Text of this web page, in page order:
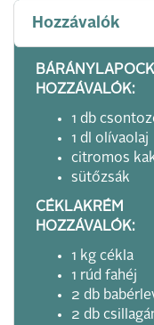
Hozzávalók
HOZZÁVALÓK:
1 db
1 dl olívaolaj
citromos
sütőzsák
CÉKLAKRÉM
HOZZÁVALÓK:
1 kg cékla
1 rúd fahéj
2 db
2 db